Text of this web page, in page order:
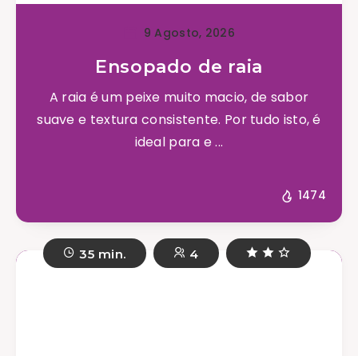
9 Agosto, 2026
Ensopado de raia
A raia é um peixe muito macio, de sabor
suave e textura consistente. Por tudo isto, é
ideal para e ...
1474
35 min. 4